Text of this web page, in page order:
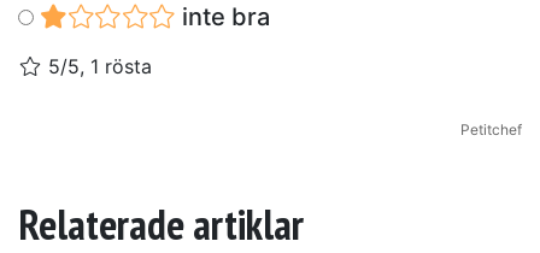
inte bra
5/5, 1 rösta
Petitchef
Relaterade artiklar